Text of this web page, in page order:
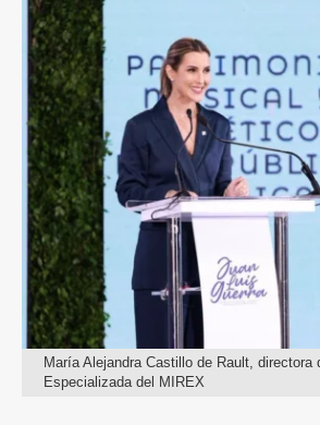
María Alejandra Castillo de Rault, directora
Especializada del MIREX